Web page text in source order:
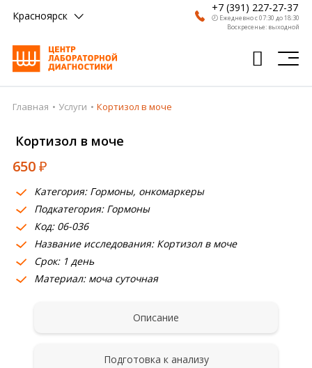
Красноярск
+7 (391) 227-27-37
🕗 Ежедневно с 07:30 до 18:30
Воскресенье: выходной
Главная
Анализы
Врачи
Получить результат
Пациентам
О компании
Где сдать
Главная Услуги Кортизол в моче
Кортизол в моче
650₽
Категория: Гормоны, онкомаркеры
Подкатегория: Гормоны
Код: 06-036
Название исследования: Кортизол в моче
Срок: 1 день
Материал: моча суточная
Описание
Подготовка к анализу